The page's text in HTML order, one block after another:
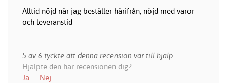
Alltid nöjd när jag beställer härifrån, nöjd med varor
och leveranstid
5 av 6 tyckte att denna recension var till hjälp.
Hjälpte den här recensionen dig?
Ja
Nej